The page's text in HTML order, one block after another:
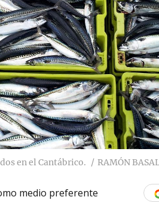
en el Cantábrico. RAMÓN
medio preferente